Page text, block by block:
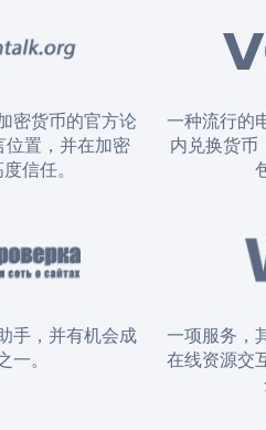
密货币的官方论
位置，并在加密
信任。
一种流行的
内兑换货币
手，并有机会成
一。
一项服务，
在线资源交